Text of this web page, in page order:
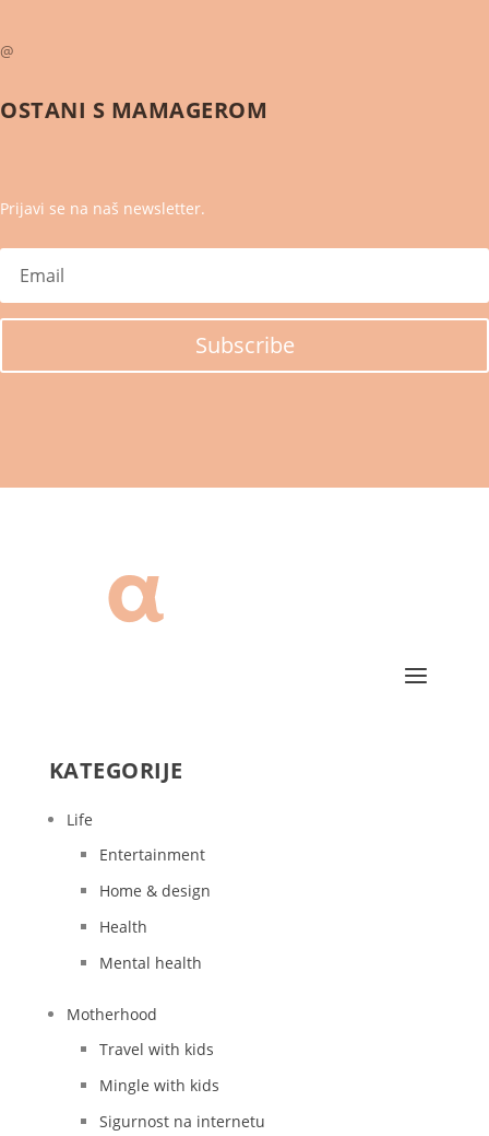
@
OSTANI S MAMAGEROM
Prijavi se na naš newsletter.
Subscribe
KATEGORIJE
Life
Entertainment
Home & design
Health
Mental health
Motherhood
Travel with kids
Mingle with kids
Sigurnost na internetu